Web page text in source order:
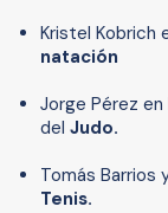
Kristel Kobrich
natación
Jorge Pérez
del Judo.
Tomás Barrios
Tenis.